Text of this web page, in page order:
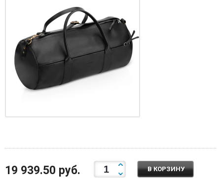
19 939.50 руб. В КОРЗИНУ